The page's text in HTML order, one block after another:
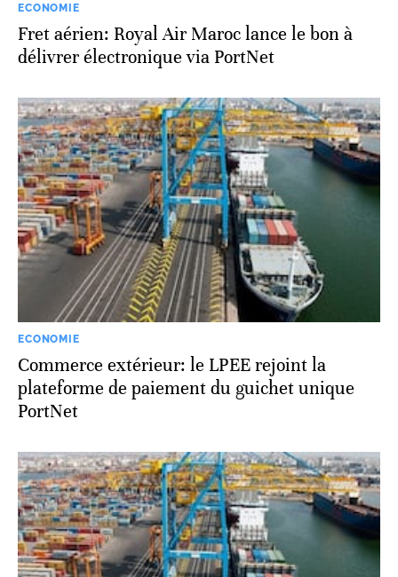
ECONOMIE
Fret aérien: Royal Air Maroc lance le bon à
délivrer électronique via PortNet
ECONOMIE
Commerce extérieur: le LPEE rejoint la
plateforme de paiement du guichet unique
PortNet